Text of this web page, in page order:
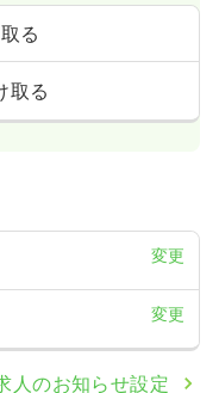
る
取る
変更
変更
人のお知らせ設定